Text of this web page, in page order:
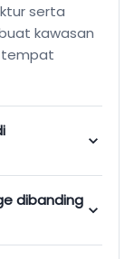
serta
kawasan
tempat
dibanding